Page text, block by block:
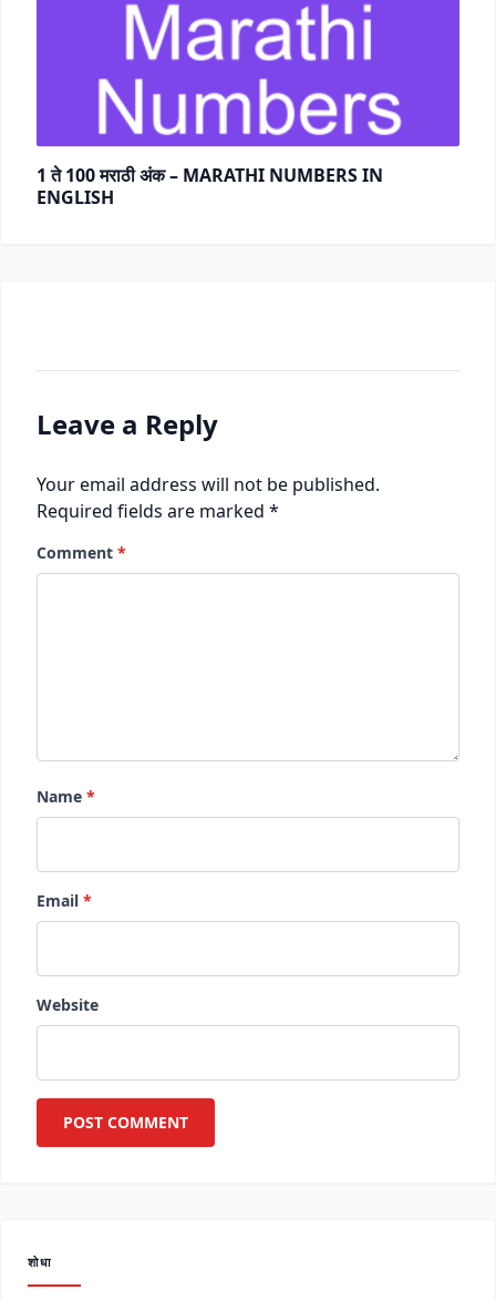
1 ते 100 मराठी अंक – MARATHI NUMBERS IN
ENGLISH
Leave a Reply
Your email address will not be published.
Required fields are marked *
Comment *
Name *
Email *
Website
शोधा